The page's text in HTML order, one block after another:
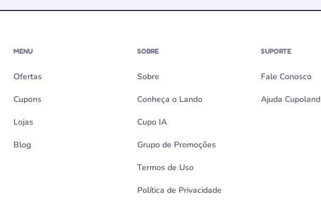
MENU
Ofertas
Cupons
Lojas
Blog
SOBRE
Sobre
Conheça o Lando
Cupo IA
Grupo de Promoções
Termos de Uso
Política de Privacidade
SUPORTE
Fale Conosco
Ajuda Cupoland